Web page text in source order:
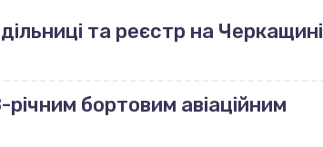
та реєстр на Черкащині
бортовим авіаційним